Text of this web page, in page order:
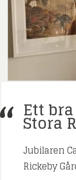
Ett
Stora
Jubilaren
Rickeby